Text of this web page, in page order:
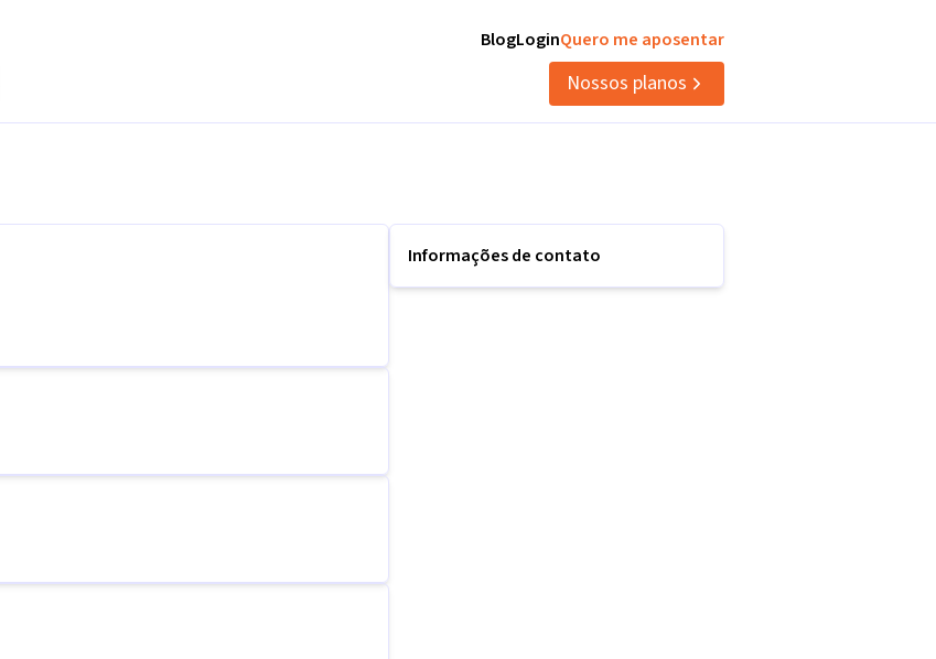
BlogLoginQuero me aposentar
Nossos planos
Informações de contato